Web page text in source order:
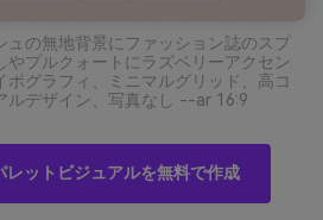
ュの無地背景にファッション誌のスプ
やプルクォートにラズベリーアクセン
ポグラフィ、ミニマルグリッド、高コ
ルデザイン、写真なし --ar 16:9
レットビジュアルを無料で作成